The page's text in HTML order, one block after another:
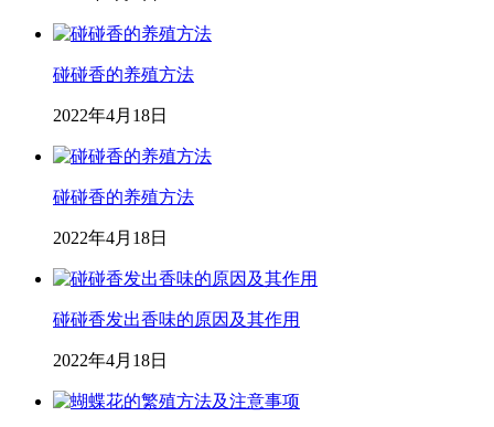
碰碰香的养殖方法
2022年4月18日
碰碰香的养殖方法
2022年4月18日
碰碰香发出香味的原因及其作用
2022年4月18日